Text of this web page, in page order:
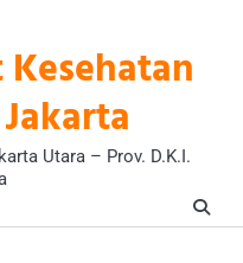
Utara – Prov. D.K.I.